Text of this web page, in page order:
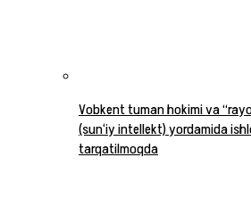
Vobkent tuman hokimi va
(sun‘iy intellekt) yordamida
tarqatilmoqda